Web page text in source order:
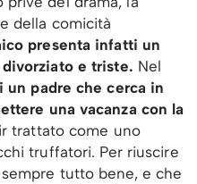
della comicità
presenta infatti un
e triste. Nel
un padre che cerca in
una vacanza con la
trattato come uno
truffatori. Per riuscire
tutto bene, e che